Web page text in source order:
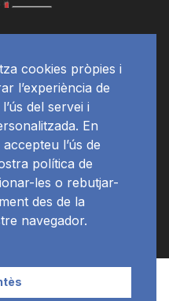
Programació
cookies pròpies i
l’experiència de
del servei i
En
l’ús de
política de
les o rebutjar-
des de la
navegador.